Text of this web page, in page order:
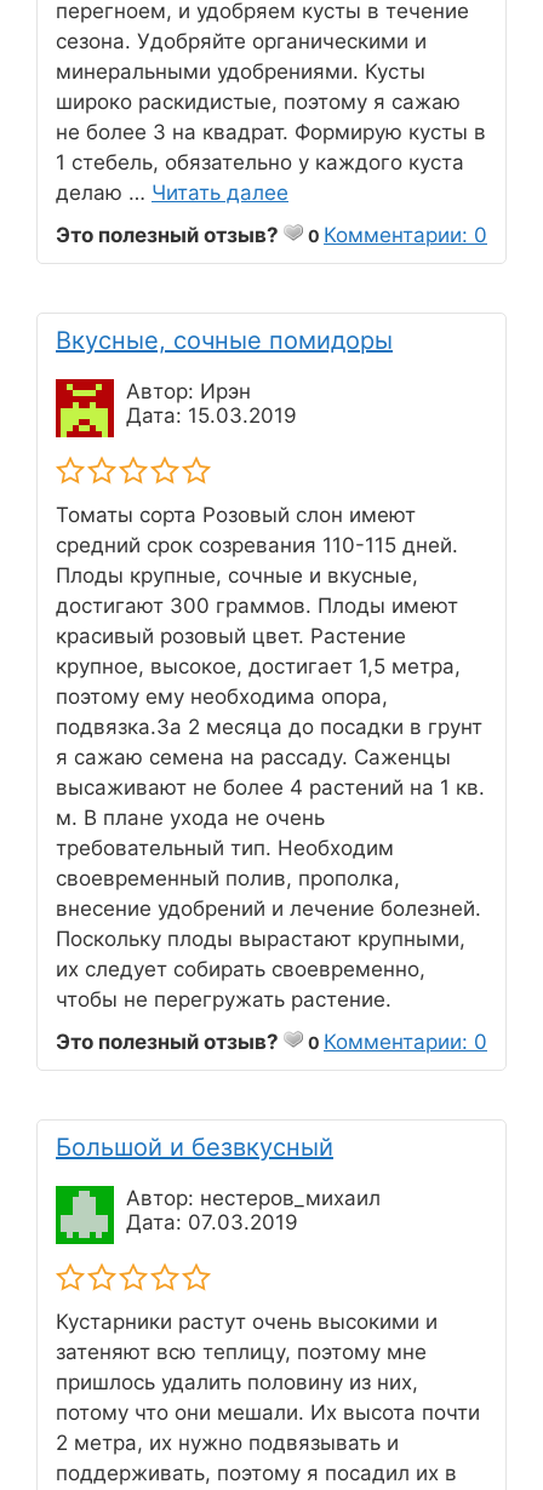
перегноем, и удобряем кусты в течение
сезона. Удобряйте органическими и
минеральными удобрениями. Кусты
широко раскидистые, поэтому я сажаю
не более 3 на квадрат. Формирую кусты в
1 стебель, обязательно у каждого куста
делаю … Читать далее
Это полезный отзыв?
0 Комментарии: 0
Вкусные, сочные помидоры
Автор: Ирэн
Дата: 15.03.2019
Томаты сорта Розовый слон имеют
средний срок созревания 110-115 дней.
Плоды крупные, сочные и вкусные,
достигают 300 граммов. Плоды имеют
красивый розовый цвет. Растение
крупное, высокое, достигает 1,5 метра,
поэтому ему необходима опора,
подвязка.За 2 месяца до посадки в грунт
я сажаю семена на рассаду. Саженцы
высаживают не более 4 растений на 1 кв.
м. В плане ухода не очень
требовательный тип. Необходим
своевременный полив, прополка,
внесение удобрений и лечение болезней.
Поскольку плоды вырастают крупными,
их следует собирать своевременно,
чтобы не перегружать растение.
Это полезный отзыв?
0 Комментарии: 0
Большой и безвкусный
Автор: нестеров_михаил
Дата: 07.03.2019
Кустарники растут очень высокими и
затеняют всю теплицу, поэтому мне
пришлось удалить половину из них,
потому что они мешали. Их высота почти
2 метра, их нужно подвязывать и
поддерживать, поэтому я посадил их в